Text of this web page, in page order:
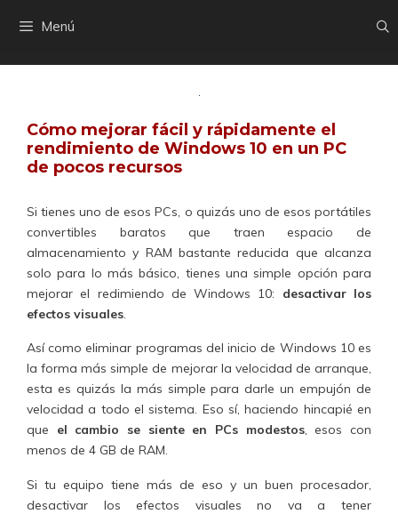
Menú
Cómo mejorar fácil y rápidamente el
rendimiento de Windows 10 en un PC
de pocos recursos
Si tienes uno de esos PCs, o quizás uno de esos portátiles
convertibles baratos que traen espacio de
almacenamiento y RAM bastante reducida que alcanza
solo para lo más básico, tienes una simple opción para
mejorar el redimiendo de Windows 10: desactivar los
efectos visuales.
Así como eliminar programas del inicio de Windows 10 es
la forma más simple de mejorar la velocidad de arranque,
esta es quizás la más simple para darle un empujón de
velocidad a todo el sistema. Eso sí, haciendo hincapié en
que el cambio se siente en PCs modestos, esos con
menos de 4 GB de RAM.
Si tu equipo tiene más de eso y un buen procesador,
desactivar los efectos visuales no va a tener